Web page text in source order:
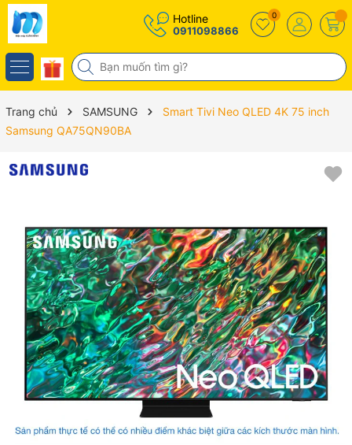
Hotline
0911098866
0
Trang chủ SAMSUNG
Smart Tivi Neo QLED 4K 75 inch
Samsung QA75QN90BA